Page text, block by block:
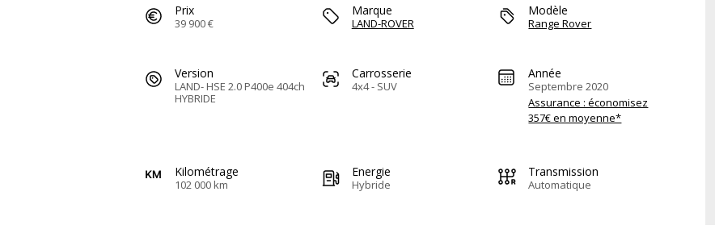
Prix
39 900 €
Marque
LAND-ROVER
Modèle
Range Rover
Version
LAND- HSE 2.0 P400e 404ch
HYBRIDE
Carrosserie
4x4 - SUV
Année
Septembre 2020
Assurance : économisez
357€ en moyenne*
Kilométrage
102 000 km
Energie
Hybride
Transmission
Automatique